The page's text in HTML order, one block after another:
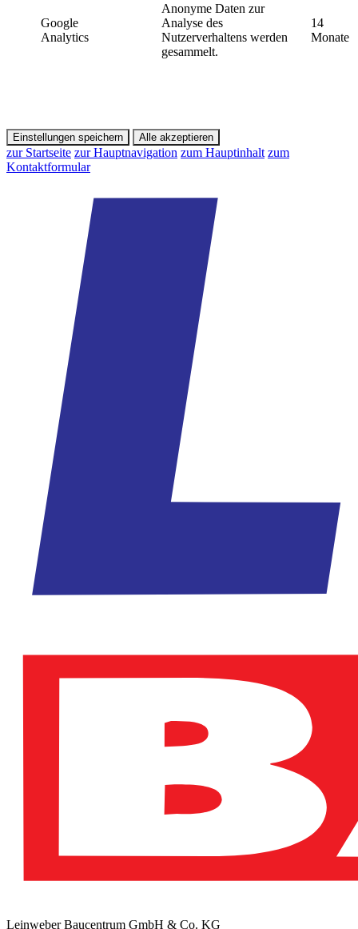
Google
Analytics
Anonyme Daten zur
Analyse des
Nutzerverhaltens werden
gesammelt.
14
Monate
Einstellungen speichern Alle akzeptieren
zur Startseite zur Hauptnavigation zum Hauptinhalt zum
Kontaktformular
Leinweber Baucentrum GmbH & Co. KG